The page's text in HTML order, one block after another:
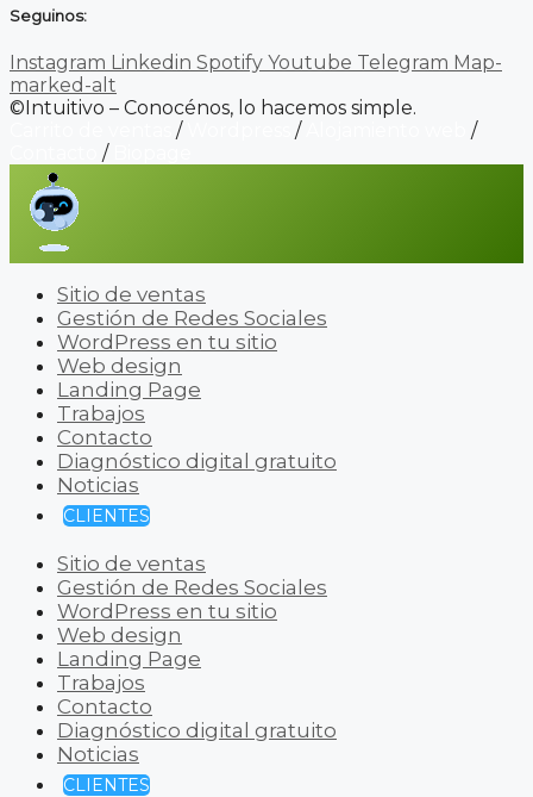
Seguinos:
Instagram Linkedin Spotify Youtube Telegram Map-
marked-alt
©Intuitivo – Conocénos, lo hacemos simple.
/ /
/
/
Sitio de ventas
Gestión de Redes Sociales
WordPress en tu sitio
Web design
Landing Page
Trabajos
Contacto
Diagnóstico digital gratuito
Noticias
CLIENTES
Sitio de ventas
Gestión de Redes Sociales
WordPress en tu sitio
Web design
Landing Page
Trabajos
Contacto
Diagnóstico digital gratuito
Noticias
CLIENTES